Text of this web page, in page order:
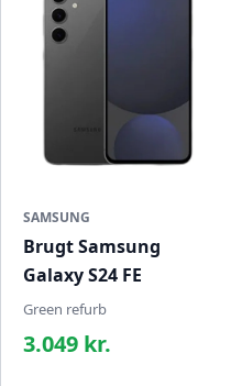
SAMSUNG
Brugt Samsung
Galaxy S24 FE
Green refurb
3.049 kr.